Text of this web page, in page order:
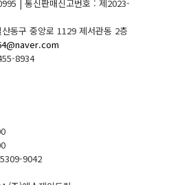
| 통신판매신고번호 : 제2023-
동구 중앙로 1129 제서관동 2층
8934
9042